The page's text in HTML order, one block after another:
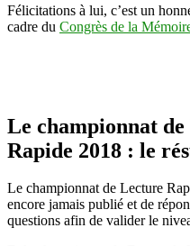
Félicitations à lui, c’est un
cadre du Congrès de la
Le championnat
Rapide 2018 : le
Le championnat de Lecture
encore jamais publié et de
questions afin de valider le